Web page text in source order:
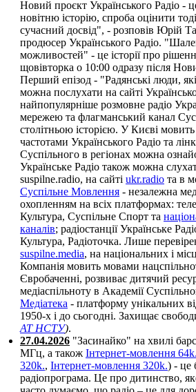
Новий проєкт Українського Радіо -
новітню історію, спроба оцінити
сучасний досвід", - розповів Юрій
продюсер Українського Радіо.
можливостей" - це історії про
щовівторка о 10:00 одразу після
Перший епізод - "Радянські люди,
можна послухати на сайті
найпопулярніше розмовне радіо
мережею та флагманський канал
столітньою історією. У Києві
частотами Українського Радіо та
Суспільного в регіонах можна
Українське Радіо також можна
suspilne.radio, на сайті ukr.radio та в
Суспільне Мовлення - незалежна
охопленням на всіх платформах:
Культура, Суспільне Спорт та
каналів; радіостанції Українське
Культура, Радіоточка. Лише
suspilne.media, на національних і
Компанія мовить мовами
Євробаченні, розвиває дитячий
медіаспільноту в Академії
Медіатека - платформу унікальних
1950-х і до сьогодні. Захищає
АТ НСТУ).
27.04.2026 "Засинайко" на хвилі
МГц, а також Інтернет-мовлення
320k., Інтернет-мовлення 320k.) - це
радіопрограма. Це про дитинство,